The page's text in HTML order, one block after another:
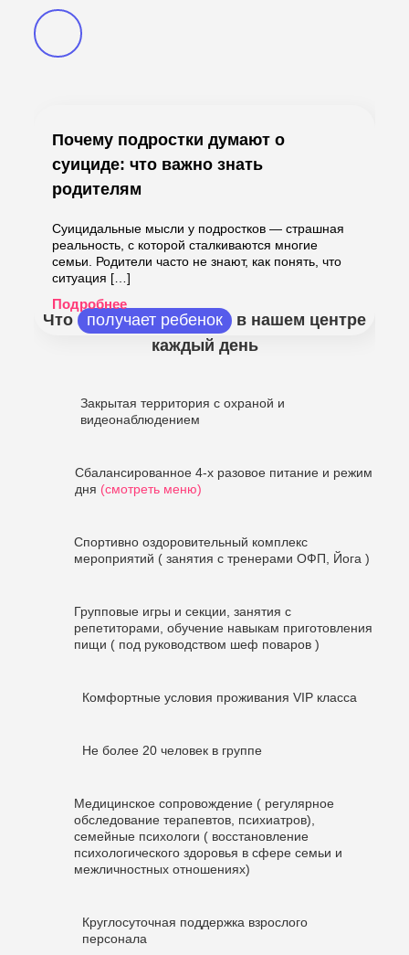
Почему подростки думают о
суициде: что важно знать
родителям
Суицидальные мысли у подростков — страшная
реальность, с которой сталкиваются многие
семьи. Родители часто не знают, как понять, что
ситуация […]
Подробнее
Что получает ребенок
в нашем центре
каждый день
Закрытая территория с охраной и
видеонаблюдением
Сбалансированное 4-х разовое питание и режим
дня (смотреть меню)
Спортивно оздоровительный комплекс
мероприятий ( занятия с тренерами ОФП, Йога )
Групповые игры и секции, занятия с
репетиторами, обучение навыкам приготовления
пищи ( под руководством шеф поваров )
Комфортные условия проживания VIP класса
Не более 20 человек в группе
Медицинское сопровождение ( регулярное
обследование терапевтов, психиатров),
семейные психологи ( восстановление
психологического здоровья в сфере семьи и
межличностных отношениях)
Круглосуточная поддержка взрослого
персонала